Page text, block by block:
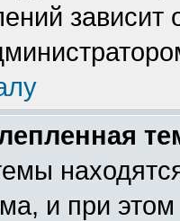
зависит
и при